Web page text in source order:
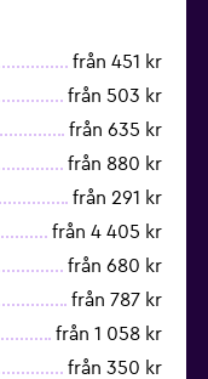
från 451 kr
från 503 kr
från 635 kr
från 880 kr
från 291 kr
från 4 405 kr
från 680 kr
från 787 kr
från 1 058 kr
från 350 kr